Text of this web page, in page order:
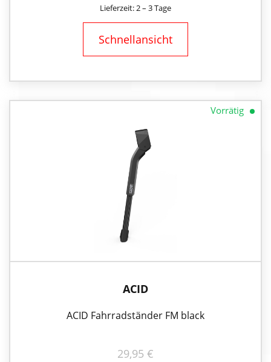
Lieferzeit: 2 – 3 Tage
Schnellansicht
Vorrätig
ACID
ACID Fahrradständer FM black
29,95 €